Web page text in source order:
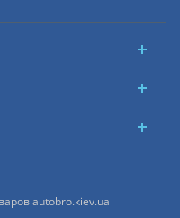
autobro.kiev.ua